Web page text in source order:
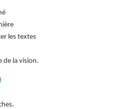
les textes
la vision.